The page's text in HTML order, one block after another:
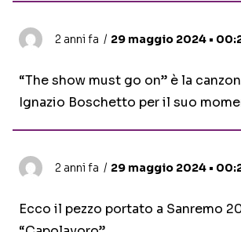
2 anni fa 29 maggio 2024 •
“The show must go on” è la
Ignazio Boschetto per il suo
2 anni fa 29 maggio 2024 •
Ecco il pezzo portato a Sanremo